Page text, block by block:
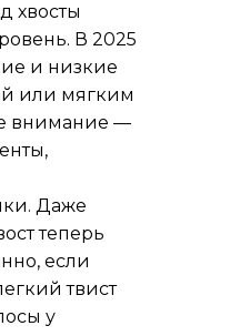
хвосты
В 2025
и низкие
или мягким
внимание —
Даже
теперь
если
твист
у